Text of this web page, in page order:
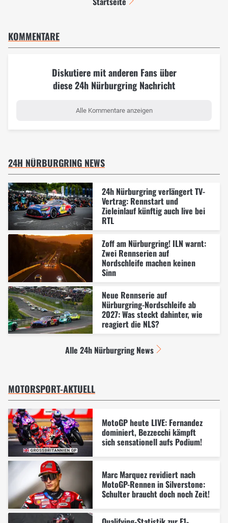
KOMMENTARE
Diskutiere mit anderen Fans über
diese 24h Nürburgring Nachricht
Alle Kommentare anzeigen
24H NÜRBURGRING NEWS
24h Nürburgring verlängert TV-
Vertrag: Rennstart und
Zieleinlauf künftig auch live bei
RTL
Zoff am Nürburgring! ILN warnt:
Zwei Rennserien auf
Nordschleife machen keinen
Sinn
Neue Rennserie auf
Nürburgring-Nordschleife ab
2027: Was steckt dahinter, wie
reagiert die NLS?
Alle 24h Nürburgring News
MOTORSPORT-AKTUELL
MotoGP heute LIVE: Fernandez
dominiert, Bezzecchi kämpft
sich sensationell aufs Podium!
Marc Marquez revidiert nach
MotoGP-Rennen in Silverstone:
Schulter braucht doch noch Zeit!